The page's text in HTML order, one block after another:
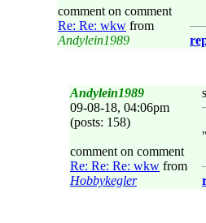
comment on comment
Re: Re: wkw from
Andylein1989
Andylein1989
09-08-18, 04:06pm
(posts: 158)
comment on comment
Re: Re: Re: wkw from
Hobbykegler